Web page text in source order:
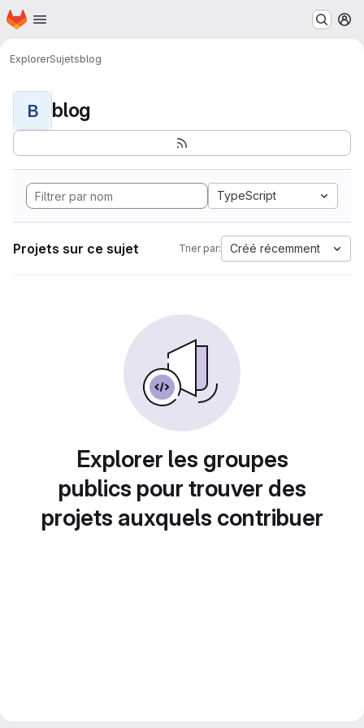
Passer au contenu principal
Page d'accueil
ExplorerSujetsblog
B blog
TypeScript
Projets sur ce sujet Trier par: Créé récemment
Explorer les groupes
publics pour trouver des
projets auxquels contribuer